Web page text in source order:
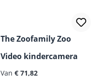
The Zoofamily Zoo
Video kindercamera
Van € 71,82